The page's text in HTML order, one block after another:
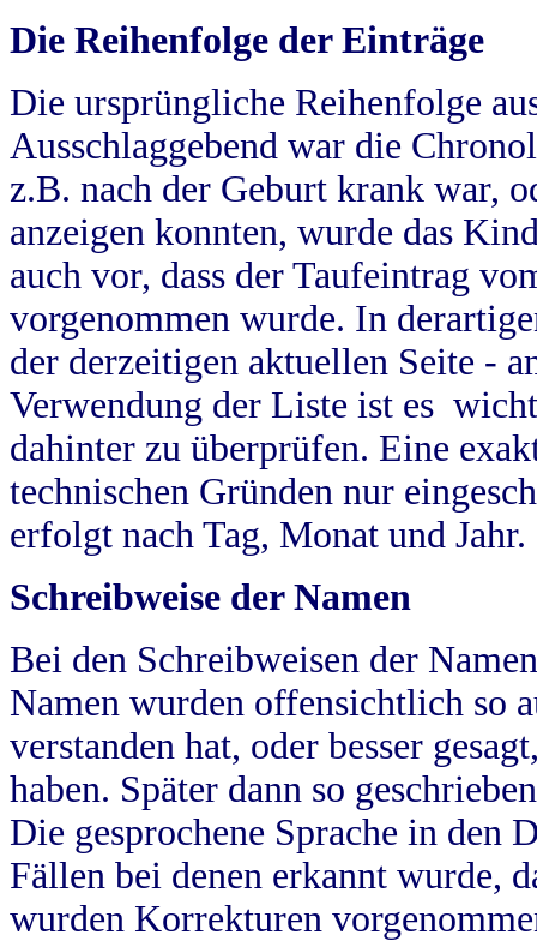
Die Reihenfolge der Einträge
Die ursprüngliche Reihenfolge
Ausschlaggebend war die
z.B. nach der Geburt krank war,
anzeigen konnten, wurde das
auch vor, dass der Taufeintrag
vorgenommen wurde. In
der derzeitigen aktuellen Seite -
Verwendung der Liste ist es
dahinter zu überprüfen. Eine
technischen Gründen nur
erfolgt nach Tag, Monat und Jahr.
Schreibweise der Namen
Bei den Schreibweisen der
Namen wurden offensichtlich so
verstanden hat, oder besser
haben. Später dann so
Die gesprochene Sprache in
Fällen bei denen erkannt wurde,
wurden Korrekturen